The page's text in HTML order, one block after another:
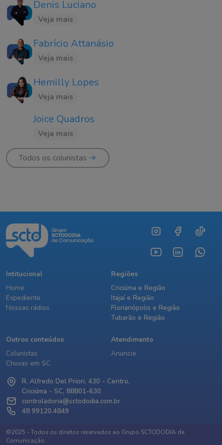
Denis Luciano
Veja mais
Fabrício Attanásio
Veja mais
Hemilly Lopes
Veja mais
Joice Quadros
Veja mais
Todos os colunistas
Intitucional
Home
Expediente
Nossas rádios
Regiões
Criciúma e Região
Itajaí e Região
Florianópolis e Região
Tubarão e Região
Outros conteúdos
Colunistas
Chuvas em SC
Atendimento
Anuncie
R. Alfredo Del Priori, 430 - Centro,
Criciúma - SC, 88801-630
controladoria@sctododia.com.br
48 99120.4849
©2025 - Todos os direitos reservados ao Grupo SCTODODIA de
Comunicação.